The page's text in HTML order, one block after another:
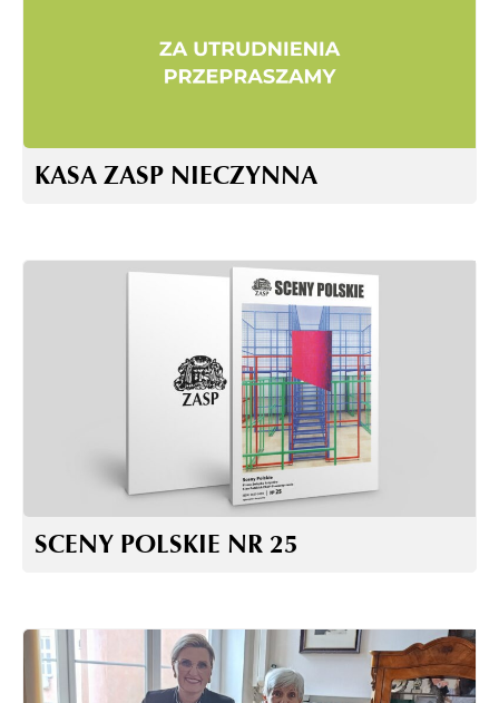
KASA ZASP NIECZYNNA
SCENY POLSKIE NR 25